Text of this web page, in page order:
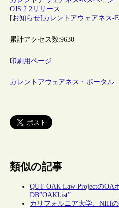
OJS 2.2リリース
[お知らせ]カレントアウェアネス-
累計アクセス数:9630
印刷用ページ
カレントアウェアネス・ポータル
類似の記事
QUT OAK Law ProjectのOA
DB”OAKList”
カリフォルニア大学、NIH